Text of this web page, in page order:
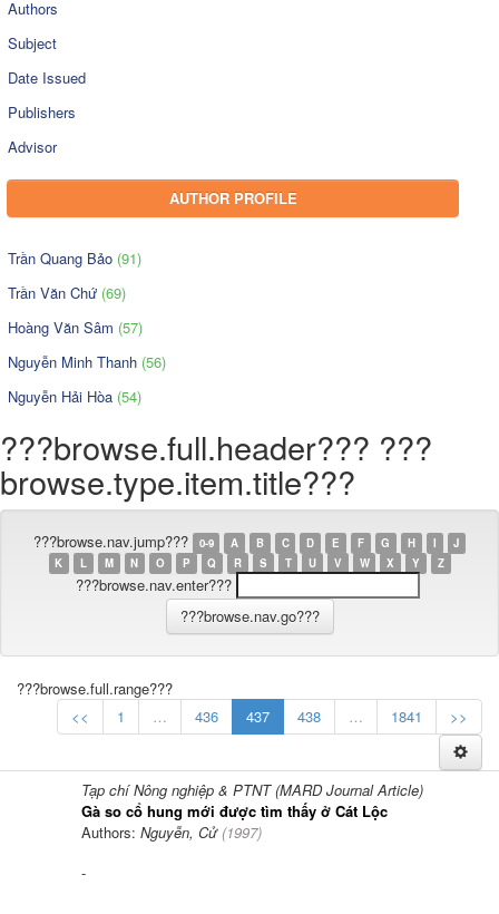
Authors
Subject
Date Issued
Publishers
Advisor
AUTHOR PROFILE
Trần Quang Bảo (91)
Trần Văn Chứ (69)
Hoàng Văn Sâm (57)
Nguyễn Minh Thanh (56)
Nguyễn Hải Hòa (54)
???browse.full.header??? ???
browse.type.item.title???
???browse.nav.jump??? 0-9 A B C D E F G H I
J
K
L M N O P Q R S T U V W X Y Z
???browse.nav.enter???
???browse.full.range???
<<
1 … 436 437 438 … 1841 >>
Tạp chí Nông nghiệp & PTNT (MARD Journal Article)
Gà so cổ hung mới được tìm thấy ở Cát Lộc
Authors: Nguyễn, Cử(1997)
-